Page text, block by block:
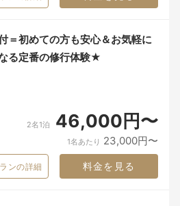
＝初めての方も安心＆お気軽に
る定番の修行体験★
2名1泊 46,000円〜
1名あたり 23,000円〜
ンの詳細 料金を見る